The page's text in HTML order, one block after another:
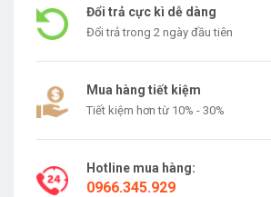
Đổi trả cực kì dễ dàng
Đổi trả trong 2 ngày đầu tiên
Mua hàng tiết kiệm
Tiết kiệm hơn từ 10% - 30%
Hotline mua hàng:
0966.345.929